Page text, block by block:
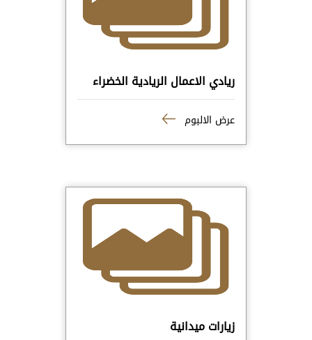
ريادي الاعمال الريادية الخضراء
عرض الالبوم
زيارات ميدانية